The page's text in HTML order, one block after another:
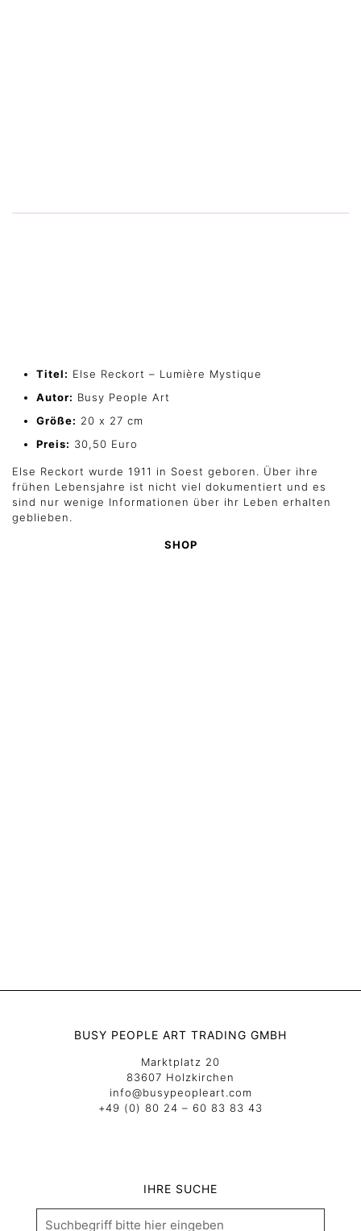
Titel: Else Reckort – Lumière Mystique
Autor: Busy People Art
Größe: 20 x 27 cm
Preis: 30,50 Euro
Else Reckort wurde 1911 in Soest geboren. Über ihre
frühen Lebensjahre ist nicht viel dokumentiert und es
sind nur wenige Informationen über ihr Leben erhalten
geblieben.
SHOP
BUSY PEOPLE ART TRADING GMBH
Marktplatz 20
83607 Holzkirchen
info@busypeopleart.com
+49 (0) 80 24 – 60 83 83 43
IHRE SUCHE